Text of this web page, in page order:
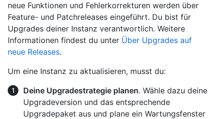
neue Funktionen und Fehlerkorrekturen werden über
Feature- und Patchreleases eingeführt. Du bist für
Upgrades deiner Instanz verantwortlich. Weitere
Informationen findest du unter Über Upgrades auf
neue Releases.
Um eine Instanz zu aktualisieren, musst du:
Deine Upgradestrategie planen. Wähle dazu deine
Upgradeversion und das entsprechende
Upgradepaket aus und plane ein Wartungsfenster